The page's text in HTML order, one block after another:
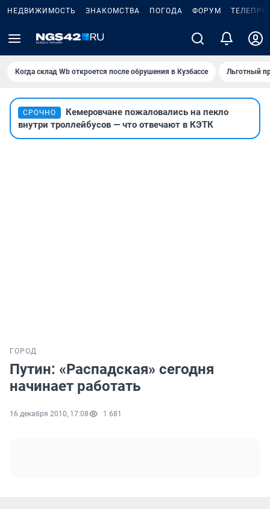
НЕДВИЖИМОСТЬ ЗНАКОМСТВА ПОГОДА ФОРУМ
Когда склад Wb откроется после обрушения в Кузбассе Льготный
СРОЧНО
Кемеровчане пожаловались на пекло
внутри троллейбусов — что отвечают в КЭТК
ГОРОД
Путин: «Распадская» сегодня
начинает работать
16 декабря 2010, 17:08 1 681